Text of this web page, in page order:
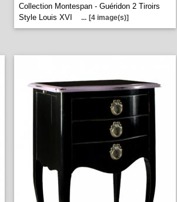
Collection Montespan - Guéridon 2 Tiroirs
Style Louis XVI
... [4 image(s)]